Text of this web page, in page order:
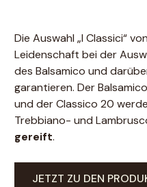
Die Auswahl „I Classici“
Leidenschaft bei der
des Balsamico und
garantieren. Der
und der Classico 20
Trebbiano- und
gereift.
JETZT ZU DEN